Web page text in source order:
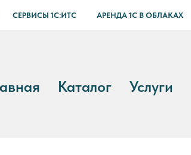
СЕРВИСЫ 1С:ИТС АРЕНДА 1С В ОБЛАКАХ
Каталог Услуги